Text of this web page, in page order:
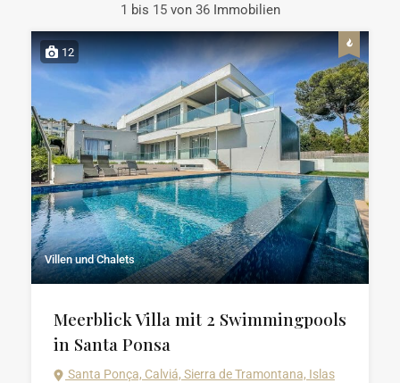
1 bis 15 von 36 Immobilien
12
Villen und Chalets
Meerblick Villa mit 2 Swimmingpools
in Santa Ponsa
Santa Ponça, Calviá, Sierra de Tramontana, Islas